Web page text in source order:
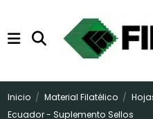
Inicio Material Filatélico
Ecuador - Suplemento Sellos